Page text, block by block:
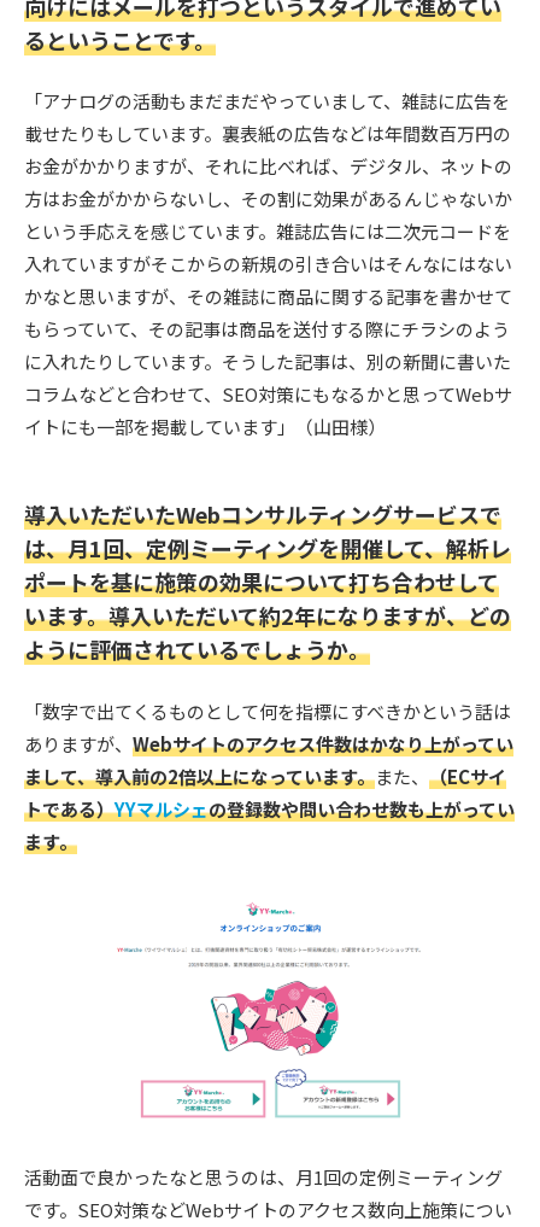
るということです。
「アナログの活動もまだまだやっていまして、雑誌に広告を
載せたりもしています。裏表紙の広告などは年間数百万円の
お金がかかりますが、それに比べれば、デジタル、ネットの
方はお金がかからないし、その割に効果があるんじゃないか
という手応えを感じています。雑誌広告には二次元コードを
入れていますがそこからの新規の引き合いはそんなにはない
かなと思いますが、その雑誌に商品に関する記事を書かせて
もらっていて、その記事は商品を送付する際にチラシのよう
に入れたりしています。そうした記事は、別の新聞に書いた
コラムなどと合わせて、SEO対策にもなるかと思ってWebサ
イトにも一部を掲載しています」（山田様）
導入いただいたWebコンサルティングサービスで
は、月1回、定例ミーティングを開催して、解析レ
ポートを基に施策の効果について打ち合わせして
います。導入いただいて約2年になりますが、どの
ように評価されているでしょうか。
「数字で出てくるものとして何を指標にすべきかという話は
ありますが、 Webサイトのアクセス件数はかなり上がってい
まして、導入前の2倍以上になっています。また、 （ECサイ
トである）YYマルシェの登録数や問い合わせ数も上がってい
ます。
活動面で良かったなと思うのは、月1回の定例ミーティング
です。SEO対策などWebサイトのアクセス数向上施策につい